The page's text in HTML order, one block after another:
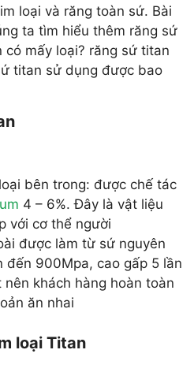
loại và răng toàn sứ. Bài
ta tìm hiểu thêm răng sứ
mấy loại? răng sứ titan
titan sử dụng được bao
bên trong: được chế tác
4 – 6%. Đây là vật liệu
với cơ thể người
được làm từ sứ nguyên
đến 900Mpa, cao gấp 5 lần
khách hàng hoàn toàn
ăn nhai
loại Titan